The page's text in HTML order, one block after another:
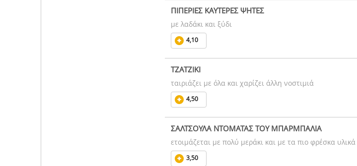
ΠΙΠΕΡΙΕΣ ΚΑΥΤΕΡΕΣ ΨΗΤΕΣ
με λαδάκι και ξύδι
4,10
ΤΖΑΤΖΙΚΙ
ταιριάζει με όλα και χαρίζει άλλη νοστιμιά
4,50
ΣΑΛΤΣΟΥΛΑ ΝΤΟΜΑΤΑΣ ΤΟΥ ΜΠΑΡΜΠΑΛΙΑ
ετοιμάζεται με πολύ μεράκι και με τα πιο φρέσκα υλικά
3,50